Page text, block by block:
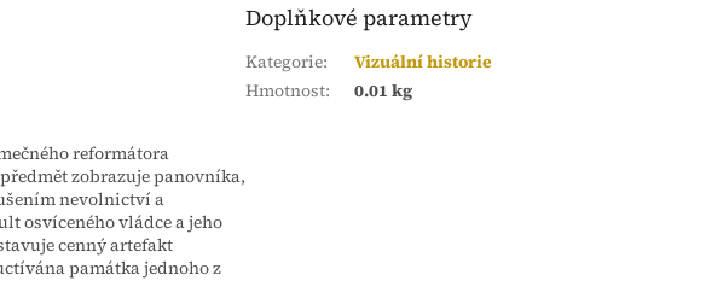
reformátora
zobrazuje panovníka,
nevolnictví a
osvíceného vládce a jeho
cenný artefakt
památka jednoho z
Doplňkové parametry
Kategorie:
Vizuální historie
Hmotnost: 0.01 kg